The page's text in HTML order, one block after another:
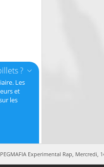
?
Les
et
les
Experimental Rap, Mercredi,